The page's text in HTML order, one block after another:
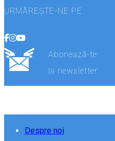
URMĂREȘTE-NE PE
Abonează-te
la newsletter
Despre noi